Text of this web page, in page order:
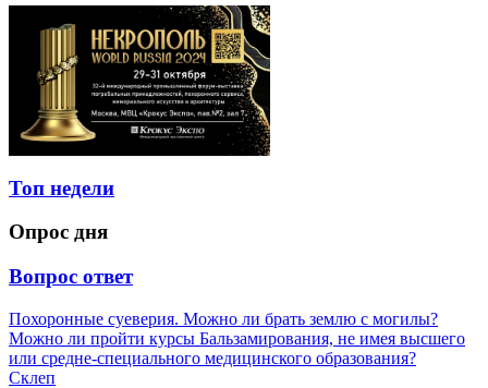
Топ недели
Опрос дня
Вопрос ответ
Похоронные суеверия. Можно ли брать землю с могилы?
Можно ли пройти курсы Бальзамирования, не имея высшего
или средне-специального медицинского образования?
Склеп